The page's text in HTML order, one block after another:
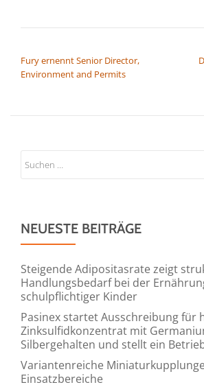
Fury ernennt Senior Director,
Environment and Permits
NEUESTE BEITRÄGE
Steigende Adipositasrate zeigt
Handlungsbedarf bei der
schulpflichtiger Kinder
Pasinex startet Ausschreibung für
Zinksulfidkonzentrat mit
Silbergehalten und stellt ein
Variantenreiche
Einsatzbereiche